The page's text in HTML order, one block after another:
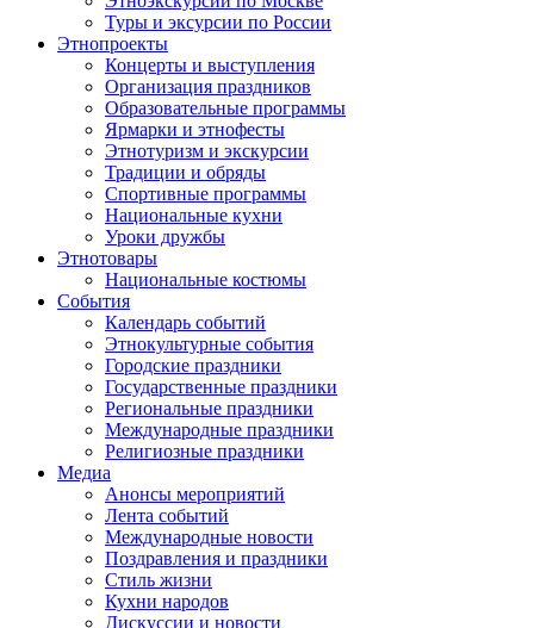
Туры и эксурсии по России
Этнопроекты
Концерты и выступления
Организация праздников
Образовательные программы
Ярмарки и этнофесты
Этнотуризм и экскурсии
Традиции и обряды
Спортивные программы
Национальные кухни
Уроки дружбы
Этнотовары
Национальные костюмы
События
Календарь событий
Этнокультурные события
Городские праздники
Государственные праздники
Региональные праздники
Международные праздники
Религиозные праздники
Медиа
Анонсы мероприятий
Лента событий
Международные новости
Поздравления и праздники
Cтиль жизни
Кухни народов
Дискуссии и новости